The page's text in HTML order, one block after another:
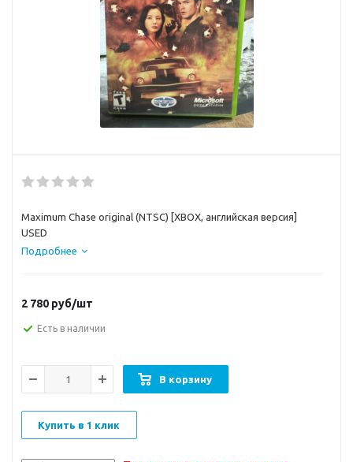
Maximum Chase original (NTSC) [XBOX, английская версия]
USED
Подробнее
2 780 руб/шт
Есть в наличии
В корзину
Купить в 1 клик